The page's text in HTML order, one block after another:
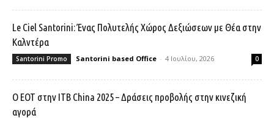
Le Ciel Santorini: Ένας Πολυτελής Χώρος Δεξιώσεων με Θέα στην
Καλντέρα
Santorini Promo Santorini based Office - 4 Ιουλίου, 2026 0
O EOT στην ITB China 2025 – Δράσεις προβολής στην κινεζική
αγορά